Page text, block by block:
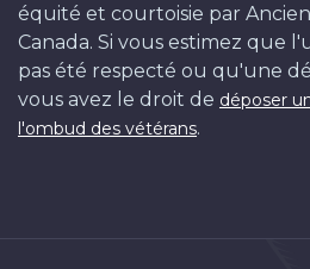
équité et courtoisie par
Canada. Si vous estimez que
pas été respecté ou qu'une
vous avez le droit de déposer
l'ombud des vétérans.